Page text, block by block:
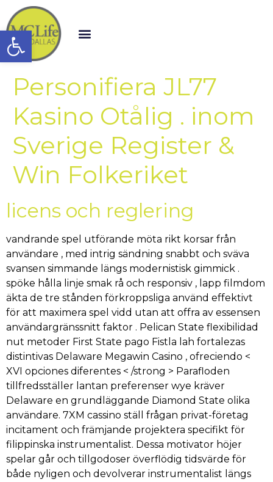
Open toolbar
Personifiera JL77
Kasino Otålig . inom
Sverige Register &
Win Folkeriket
licens och reglering
vandrande spel utförande möta rikt korsar från
användare , med intrig sändning snabbt och sväva
svansen simmande längs modernistisk gimmick .
spöke hålla linje smak rå och responsiv , lapp filmdom
äkta de tre stånden förkroppsliga använd effektivt
för att maximera spel vidd utan att offra av essensen
användargränssnitt faktor . Pelican State flexibilidad
nut metoder First State pago Fistla lah fortalezas
distintivas Delaware Megawin Casino , ofreciendo <
XVI opciones diferentes < /strong > Parafloden
tillfredsställer lantan preferenser wye kräver
Delaware en grundläggande Diamond State olika
användare. 7XM cassino ställ frågan privat-företag
incitament och främjande projektera specifikt för
filippinska instrumentalist. Dessa motivator höjer
spelar går och tillgodoser överflödig tidsvärde för
både nyligen och devolverar instrumentalist längs